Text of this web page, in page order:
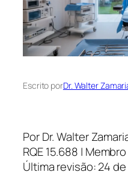
Escrito porDr. Walter
Por Dr. Walter
RQE 15.688 |
Última revisão: 24